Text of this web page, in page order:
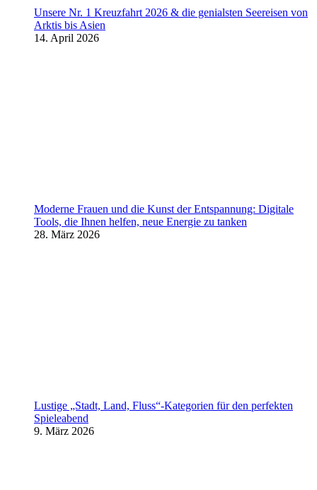
Unsere Nr. 1 Kreuzfahrt 2026 & die genialsten Seereisen von
Arktis bis Asien
14. April 2026
Moderne Frauen und die Kunst der Entspannung: Digitale
Tools, die Ihnen helfen, neue Energie zu tanken
28. März 2026
Lustige „Stadt, Land, Fluss“-Kategorien für den perfekten
Spieleabend
9. März 2026